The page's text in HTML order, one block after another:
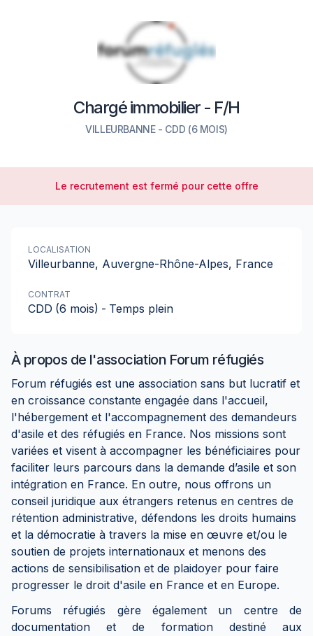
Chargé immobilier - F/H
VILLEURBANNE - CDD (6 MOIS)
Le recrutement est fermé pour cette offre
À propos de l'association Forum réfugiés
Forum réfugiés est une association sans but lucratif et
en croissance constante engagée dans l'accueil,
l'hébergement et l'accompagnement des demandeurs
d'asile et des réfugiés en France. Nos missions sont
variées et visent à accompagner les bénéficiaires pour
faciliter leurs parcours dans la demande d’asile et son
intégration en France. En outre, nous offrons un
conseil juridique aux étrangers retenus en centres de
rétention administrative, défendons les droits humains
et la démocratie à travers la mise en œuvre et/ou le
soutien de projets internationaux et menons des
actions de sensibilisation et de plaidoyer pour faire
progresser le droit d'asile en France et en Europe.
Forums réfugiés gère également un centre de
documentation et de formation destiné aux
LOCALISATION
Villeurbanne, Auvergne-Rhône-Alpes, France
CONTRAT
CDD (6 mois) - Temps plein